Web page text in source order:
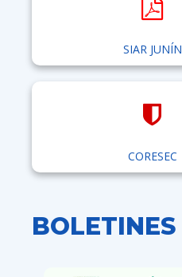
SIAR JUNÍN
CORESEC
BOLETINES